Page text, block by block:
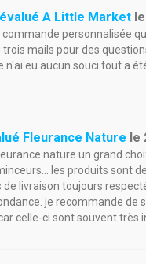
A Little Market le
personnalisée
mails pour des
n'ai eu aucun souci tout a
Fleurance Nature le
nature un grand
les produits sont
de livraison toujours
je recommande de
celle-ci sont souvent très